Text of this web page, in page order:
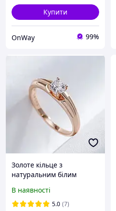
Купити
OnWay 99%
Золоте кільце з
натуральним білим
В наявності
5.0 (7)